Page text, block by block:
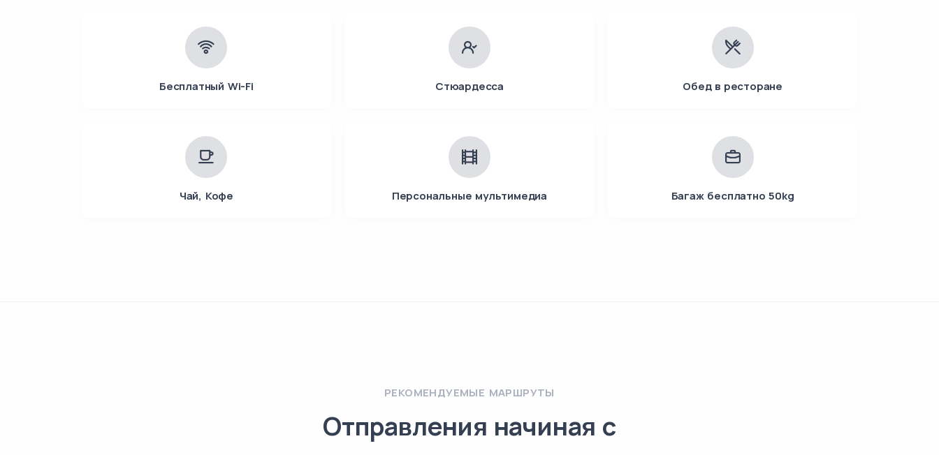
Бесплатный Wi-Fi Стюардесса Обед в ресторане
Чай, Кофе Персональные мультимедиа Багаж бесплатно 50kg
РЕКОМЕНДУЕМЫЕ МАРШРУТЫ
Отправления начиная с